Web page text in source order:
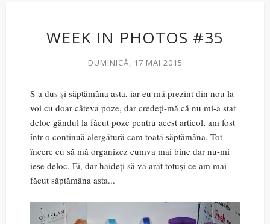
WEEK IN PHOTOS #35
DUMINICĂ, 17 MAI 2015
S-a dus și săptămâna asta, iar eu mă prezint din nou la
voi cu doar câteva poze, dar credeți-mă că nu mi-a stat
deloc gândul la făcut poze pentru acest articol, am fost
într-o continuă alergătură cam toată săptămâna. Tot
încerc eu să mă organizez cumva mai bine dar nu-mi
iese deloc. Ei, dar haideți să vă arăt totuși ce am mai
făcut săptămâna asta...